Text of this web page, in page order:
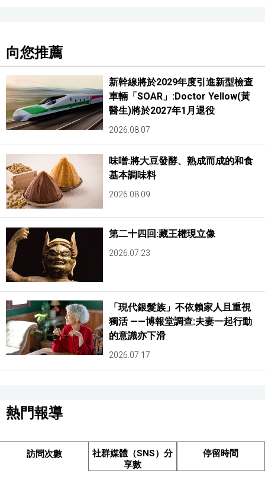
向您推薦
新幹線將於2029年度引進新型檢查
車輛「SOAR」:Doctor Yellow(黃
醫生)將於2027年1月退役
2026.08.07
味噌:將大豆發酵、熟成而成的和食
基本調味料
2026.08.09
第二十四回:藏王權現立像
2026.07.23
「現代銀髮族」不依賴家人且重視
獨活 ——博報堂調查:夫妻一起行動
的意識亦下滑
2026.07.17
熱門報導
訪問次數
社群媒體（SNS）分
享數
停留時間